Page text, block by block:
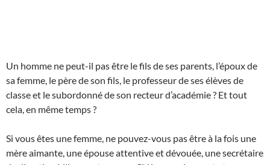
Un homme ne peut-il pas être le fils de ses parents, l’époux de
sa femme, le père de son fils, le professeur de ses élèves de
classe et le subordonné de son recteur d’académie ? Et tout
cela, en même temps ?
Si vous êtes une femme, ne pouvez-vous pas être à la fois une
mère aimante, une épouse attentive et dévouée, une secrétaire